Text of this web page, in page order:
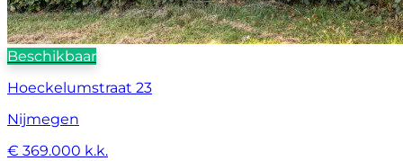
Beschikbaar
Hoeckelumstraat 23
Nijmegen
€ 369.000 k.k.